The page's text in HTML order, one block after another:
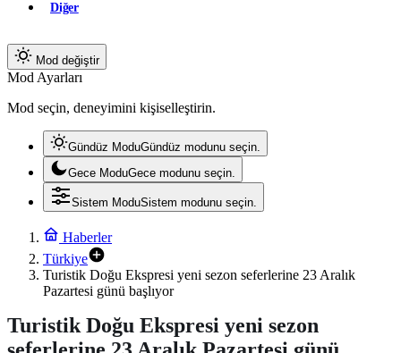
Diğer
Mod değiştir
Mod Ayarları
Mod seçin, deneyimini kişiselleştirin.
Gündüz ModuGündüz modunu seçin.
Gece ModuGece modunu seçin.
Sistem ModuSistem modunu seçin.
Haberler
Türkiye
Turistik Doğu Ekspresi yeni sezon seferlerine 23 Aralık
Pazartesi günü başlıyor
Turistik Doğu Ekspresi yeni sezon